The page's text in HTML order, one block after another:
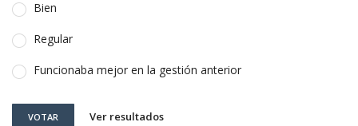
Bien
Regular
Funcionaba mejor en la gestión anterior
VOTAR Ver resultados